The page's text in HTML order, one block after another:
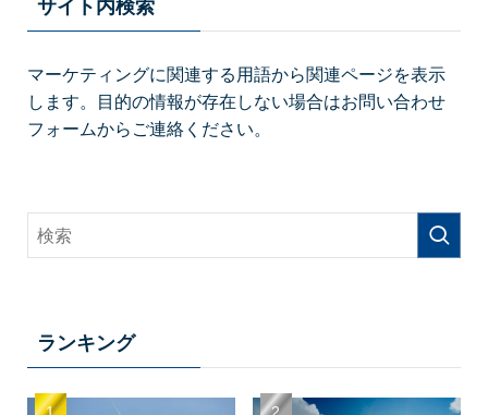
サイト内検索
マーケティングに関連する用語から関連ページを表示
します。目的の情報が存在しない場合はお問い合わせ
フォームからご連絡ください。
ランキング